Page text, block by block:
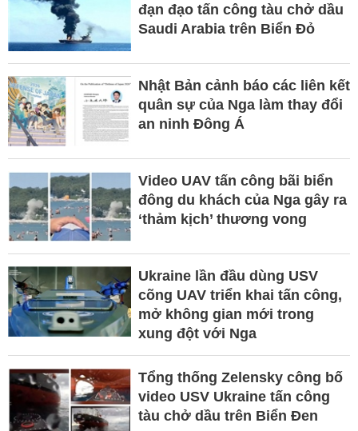
đạn đạo tấn công tàu chở dầu
Saudi Arabia trên Biển Đỏ
Nhật Bản cảnh báo các liên kết
quân sự của Nga làm thay đổi
an ninh Đông Á
Video UAV tấn công bãi biển
đông du khách của Nga gây ra
‘thảm kịch’ thương vong
Ukraine lần đầu dùng USV
cõng UAV triển khai tấn công,
mở không gian mới trong
xung đột với Nga
Tổng thống Zelensky công bố
video USV Ukraine tấn công
tàu chở dầu trên Biển Đen